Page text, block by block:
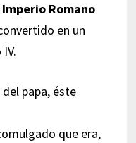
Romano
en un
papa, éste
que era,